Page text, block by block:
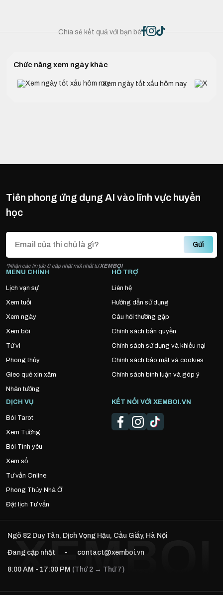
Chia sẻ kết quả với bạn bè
Chức năng xem ngày khác
Xem ngày tốt xấu hôm nay
Tiên phong ứng dụng AI vào lĩnh vực huyền
học
Gửi
*Nhận các tin tức & cập nhật mới nhất từXEMBOI
MENU CHÍNH
Lịch vạn sự
Xem tuổi
Xem ngày
Xem bói
Tử vi
Phong thủy
Gieo quẻ xin xăm
Nhân tướng
HỖ TRỢ
Liên hệ
Hướng dẫn sử dụng
Câu hỏi thường gặp
Chính sách bản quyền
Chính sách sử dụng và khiếu nại
Chính sách bảo mật và cookies
Chính sách bình luận và góp ý
DỊCH VỤ
Bói Tarot
Xem Tướng
Bói Tình yêu
Xem số
Tư vấn Online
Phong Thủy Nhà Ở
Đặt lịch Tư vấn
KẾT NỐI VỚI XEMBOI.VN
Ngõ 82 Duy Tân, Dịch Vọng Hậu, Cầu Giấy, Hà Nội
Đang cập nhật - contact@xemboi.vn
8:00 AM - 17:00 PM (Thứ 2 → Thứ 7)